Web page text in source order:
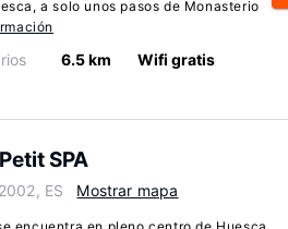
a solo unos pasos de Monasterio
6.5 km Wifi gratis
SPA
ES Mostrar mapa